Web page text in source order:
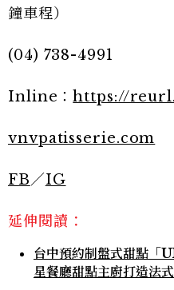
鐘車程）
(04) 738-4991
Inline：https://
vnvpatisserie.com
FB／IG
延伸閱讀：
台中預約制盤式甜點「
星餐廳甜點主廚打造法